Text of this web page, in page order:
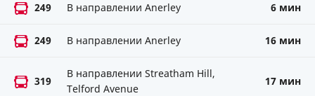
249 В направлении Anerley 6 мин
249 В направлении Anerley 16 мин
319
В направлении Streatham Hill,
Telford Avenue
17 мин